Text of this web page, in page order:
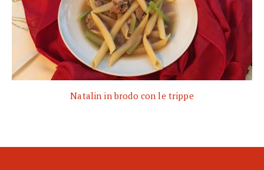
Natalin in brodo con le trippe